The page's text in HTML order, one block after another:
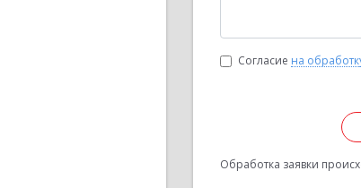
Согласие на
Обработка заявки